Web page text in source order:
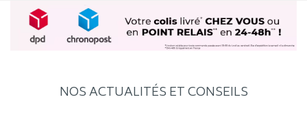
NOS ACTUALITÉS ET CONSEILS